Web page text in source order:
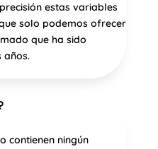
estas variables
solo podemos ofrecer
que ha sido
años.
contienen ningún